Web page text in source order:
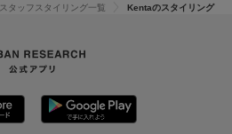
スタッフスタイリング一覧 Kentaのスタイリング